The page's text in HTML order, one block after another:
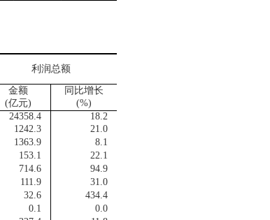
利润总额
金额
同比增长
(亿元)
(%)
24358.4
18.2
1242.3
21.0
1363.9
8.1
153.1
22.1
714.6
94.9
111.9
31.0
32.6
434.4
0.1
0.0